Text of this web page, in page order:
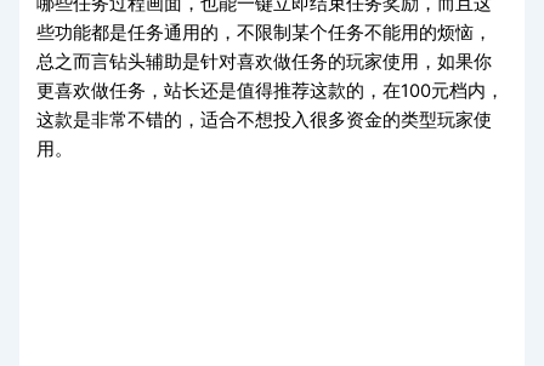
些功能都是任务通用的，不限制某个任务不能用的烦恼，
总之而言钻头辅助是针对喜欢做任务的玩家使用，如果你
更喜欢做任务，站长还是值得推荐这款的，在100元档内，
这款是非常不错的，适合不想投入很多资金的类型玩家使
用。